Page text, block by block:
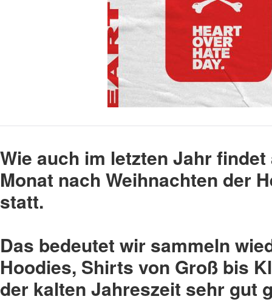
Wie auch im letzten Jahr
Monat nach Weihnachten der
statt.
Das bedeutet wir sammeln
Hoodies, Shirts von Groß bis
der kalten Jahreszeit sehr gut